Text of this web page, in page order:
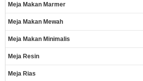
Meja Makan Marmer
Meja Makan Mewah
Meja Makan Minimalis
Meja Resin
Meja Rias